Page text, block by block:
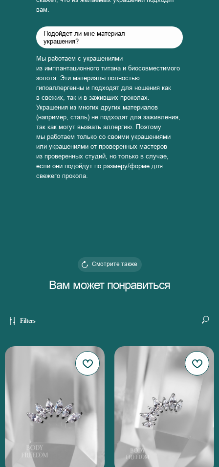
вам.
Подойдет ли мне материал
украшения?
Мы работаем с украшениями
из имплантационного титана и биосовместимого
золота. Эти материалы полностью
гипоаллергенны и подходят для ношения как
в свежих, так и в заживших проколах.
Украшения из многих других материалов
(например, сталь) не подходят для заживления,
так как могут вызвать аллергию. Поэтому
мы работаем только со своими украшениями
или украшениями от проверенных мастеров
из проверенных студий, но только в случае,
если они подойдут по размеру/форме для
свежего прокола.
Вам может понравиться
Смотрите также
Filters